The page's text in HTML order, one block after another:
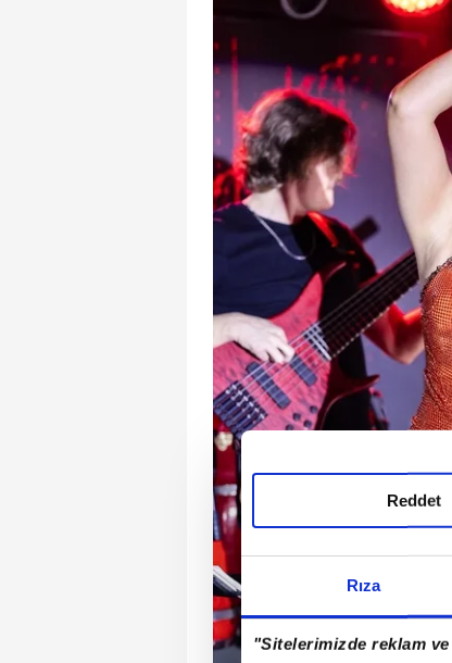
Rıza
"Sitelerimizde reklam
Reddet